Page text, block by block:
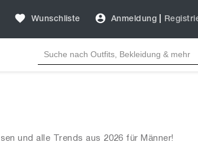
Wunschliste Anmeldung
und alle Trends aus 2026 für Männer!